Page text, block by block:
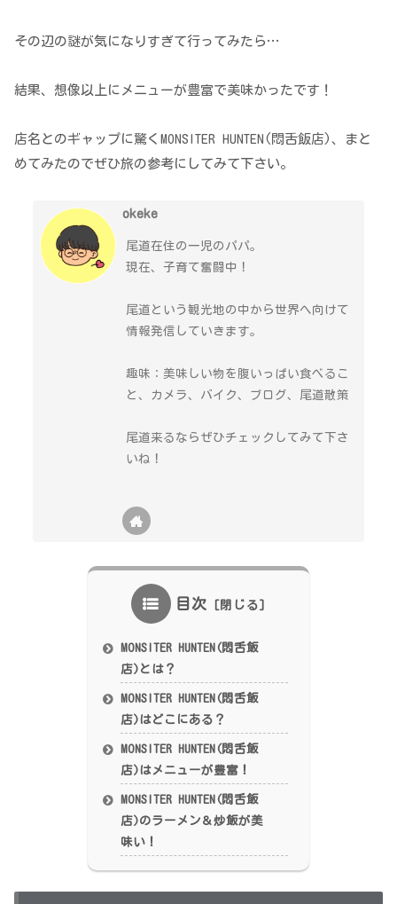
その辺の謎が気になりすぎて行ってみたら…
結果、想像以上にメニューが豊富で美味かったです！
店名とのギャップに驚くMONSITER HUNTEN(悶舌飯店)、まと
めてみたのでぜひ旅の参考にしてみて下さい。
okeke
尾道在住の一児のパパ。
現在、子育て奮闘中！
尾道という観光地の中から世界へ向けて
情報発信していきます。
趣味：美味しい物を腹いっぱい食べるこ
と、カメラ、バイク、ブログ、尾道散策
尾道来るならぜひチェックしてみて下さ
いね！
目次
MONSITER HUNTEN(悶舌飯
店)とは？
MONSITER HUNTEN(悶舌飯
店)はどこにある？
MONSITER HUNTEN(悶舌飯
店)はメニューが豊富！
MONSITER HUNTEN(悶舌飯
店)のラーメン＆炒飯が美
味い！